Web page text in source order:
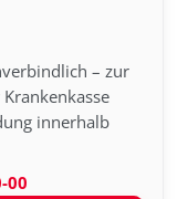
– zur
innerhalb
00